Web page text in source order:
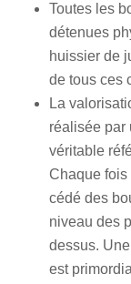
Toutes les
détenues
huissier de
de tous ces
La
réalisée par
véritable
Chaque fois
cédé des
niveau des
dessus.
est